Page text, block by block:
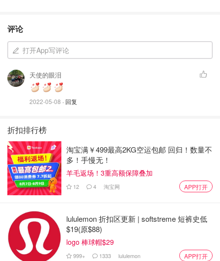
5. 入烤箱中层20-25分钟
C：❗️❗️注意事项
1. 我这个烤盘是正方形8''的，如果你用量减半的话可以用
0.8L的容器，或者用圆形6寸的烤盘。
(下图是0.8L，3.5cups，28oz的长形容器)
评论
打开App写评论
天使的眼泪
2022-05-08 · 回复
折扣排行榜
淘宝满￥499最高2KG空运包邮 回归！数量不
多！手慢无！
羊毛返场！3重高额保障叠加
12 4 淘宝网 APP打开
lululemon 折扣区更新 | softstreme 短裤史低
$19(原$88)
logo 棒球帽$29
999+ 1333 lululemon APP打开